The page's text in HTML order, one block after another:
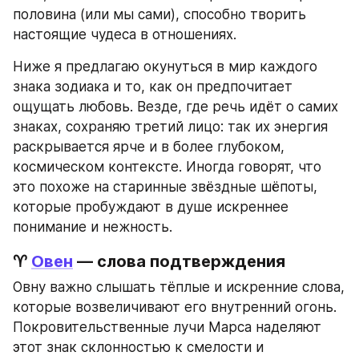
половина (или мы сами), способно творить
настоящие чудеса в отношениях.
Ниже я предлагаю окунуться в мир каждого
знака зодиака и то, как он предпочитает
ощущать любовь. Везде, где речь идёт о самих
знаках, сохраняю третий лицо: так их энергия
раскрывается ярче и в более глубоком,
космическом контексте. Иногда говорят, что
это похоже на старинные звёздные шёпоты,
которые пробуждают в душе искреннее
понимание и нежность.
♈ Овен — слова подтверждения
Овну важно слышать тёплые и искренние слова,
которые возвеличивают его внутренний огонь.
Покровительственные лучи Марса наделяют
этот знак склонностью к смелости и